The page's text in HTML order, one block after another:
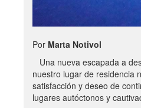
Por Marta Notivol
Una nueva escapada a
nuestro lugar de residencia
satisfacción y deseo de
lugares autóctonos y